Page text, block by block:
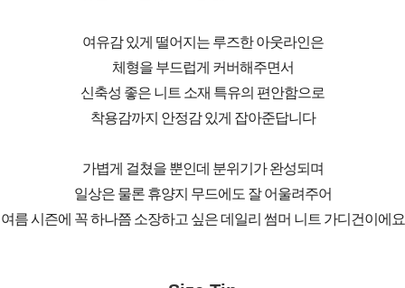
여유감 있게 떨어지는 루즈한 아웃라인은
체형을 부드럽게 커버해주면서
신축성 좋은 니트 소재 특유의 편안함으로
착용감까지 안정감 있게 잡아준답니다
가볍게 걸쳤을 뿐인데 분위기가 완성되며
일상은 물론 휴양지 무드에도 잘 어울려주어
여름 시즌에 꼭 하나쯤 소장하고 싶은 데일리 썸머 니트 가디건이에요